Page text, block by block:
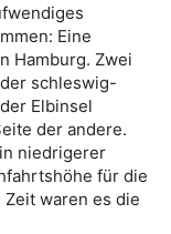
Eine
Hamburg. Zwei
schleswig-
Elbinsel
der andere.
niedrigerer
für die
Zeit waren es die